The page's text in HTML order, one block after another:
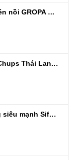
Bếp hồng ngoại không kén nồi GROPA G1-608
Sáp thơm phòng Chupa Chups Thái Lan 230g
Nước thông tắc cầu cống siêu mạnh Sifa 1.4kg